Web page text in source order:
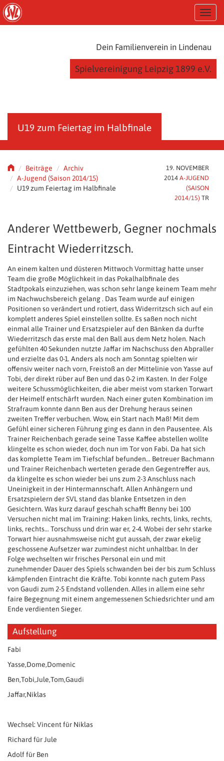
i
T
o
n
Dein Familienverein in Lindenau
Spielvereinigung Leipzig 1899 e.V.
U19 zum Feiertag im Halbfinale
Beiträge
Archiv
A-Jugend (Saison 2014/15)
U19 zum Feiertag im Halbfinale
19. NOVEMBER
2014 A-JUGEND
(SAISON
2014/15) TR
Anderer Wettbewerb, Gegner nochmals
Eintracht Wiederritzsch.
An einem kalten und düsteren Mittwoch Vormittag hatte unser
Team die große Möglichkeit in das Pokalhalbfinale des
Stadtpokals einzuziehen, was schon sehr lange keinem Team mehr
im Nachwuchsbereich gelang . Das Team wurde auf einigen
Positionen so verändert und rotiert, dass Widerritzsch sich auf ein
komplett anderes Spiel einstellen sollte. Es saßen noch nicht
einmal alle Trainer und Ersatzspieler auf den Bänken da durfte
Wiederritzsch das erste mal den Ball aus dem Netz holen. Nach
gefühlten 40 Sekunden nutzte Jaffar im Nachschuss den Abpraller
und erzielte das 0-1. Anders als noch am Sonntag spielten wir
offensiv weiter nach vorn, Freistoß an der Mittelinie von Yasse auf
Tobi, der direkt rüber auf Ben und das 0-2 im Kasten. In der Folge
weitere Schussmöglichkeiten, die aber meist vom starken Torwart
der Heimelf entschärft wurden. Nach einer guten Kombination im
Strafraum konnte dann Ben aus der Drehung heraus seinen
zweiten Treffer verbuchen. Wow, ein Start nach Maß! Mit dem
Gefühl einer sicheren Führung ging es dann in den Pausentee. Als
Trainer Reichenbach gerade seine Tasse Kaffee abstellen wollte
klingelte es schon wieder, doch nun im Tor von Fabi. Da hat sich
das komplette Team im Tiefschlaf befunden… Betreuer Bachmann
und Trainer Reichenbach werteten gerade den Gegentreffer aus,
da klingelte es schon wieder bei uns zum 2-3 Anschluss nach
Uneinigkeit in der Hintermannschaft. Allen Anhängern und
Ersatzspielern der SVL stand das blanke Entsetzen in den
Gesichtern. Was kurz darauf geschah schafft Benny bei 100
Versuchen nicht mal im Training: Haken links, rechts, links, rechts,
links, rechts… Torschuss und drin war er, 2-4. Wobei der sehr starke
Torwart hier ausnahmsweise nicht gut aussah, der zwar ekelig
geschossene Aufsetzer war zumindest nicht unhaltbar. In der
Folge wechselten wir frisches Personal ein und mit
zunehmender Dauer des Spiels schwanden bei der bis zum Schluss
kämpfenden Eintracht die Kräfte. Tobi konnte nach gutem Pass
von Gaudi zum 2-5 Endstand vollenden. Alles in allem eine sehr
faire Begegnung mit einem angemessenen Schiedsrichter und am
Ende verdienten Sieger.
Aufstellung
Fabi
Yasse,Dome,Domenic
Ben,Tobi,Jule,Tom,Gaudi
Jaffar,Niklas
Wechsel: Vincent für Niklas
Richard für Jule
Adolf für Ben